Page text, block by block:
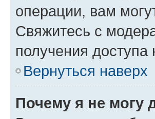
операции, вам
Свяжитесь с
получения
Вернуться наверх
Почему я не могу